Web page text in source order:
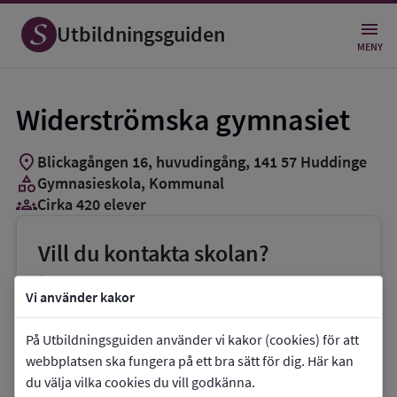
Vi använder kakor
På Utbildningsguiden använder vi kakor (cookies) för att
webbplatsen ska fungera på ett bra sätt för dig. Här kan
du välja vilka cookies du vill godkänna.
Utbildningsguiden MENY
Widerströmska gymnasiet
location_on Blickagången 16, huvudingång, 14157 Huddinge
categoryGymnasieskola, Kommunal
groups_3Cirka 420 elever
Vill du kontakta skolan?
phoneTelefon:08-53533690
mailE-post:
widerstromskagymnasiet@huddinge.se
link Webbplats: Widerströmska gymnasiet